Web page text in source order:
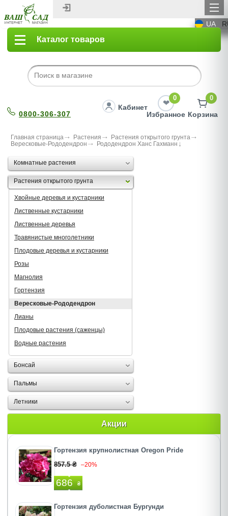
UA
Каталог товаров
0800-306-307
Кабинет
0
Избранное
0
Корзина
Главная страница Растения
Растения открытого грунта
Вересковые-Рододендрон
Рододендрон Ханс Гахманн
Комнатные растения
Растения открытого грунта
Хвойные деревья и кустарники
Лиственные кустарники
Лиственные деревья
Травянистые многолетники
Плодовые деревья и кустарники
Розы
Магнолия
Гортензия
Вересковые-Рододендрон
Лианы
Плодовые растения (саженцы)
Водные растения
Бонсай
Пальмы
Летники
Акции
Гортензия крупнолистная Oregon Pride
857.5 ₴ –20%
686 ₴
Гортензия дуболистная Бургунди